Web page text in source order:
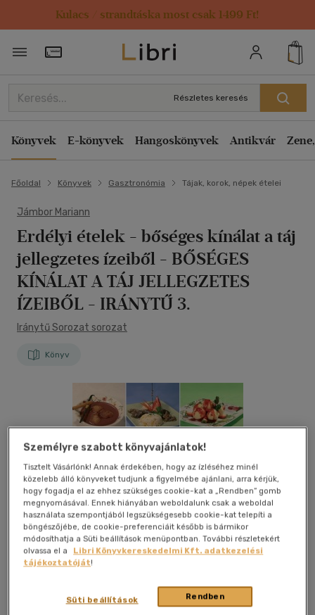
Kulacs / strandtáska most csak 1499 Ft!
Törzsvásárlói Kártya adatai
Részletes keresés
Könyvek E-könyvek Hangoskönyvek Antikvár
Főoldal Könyvek Gasztronómia Tájak, korok, népek ételei
Jámbor Mariann
Erdélyi ételek - bőséges kínálat a táj
jellegzetes ízeiből - BŐSÉGES
KÍNÁLAT A TÁJ JELLEGZETES
ÍZEIBŐL - IRÁNYTŰ 3.
Iránytű Sorozat sorozat
Könyv
Kívánságlistához adom
Személyre szabott könyvajánlatok!
Tisztelt Vásárlónk! Annak érdekében, hogy az ízléséhez minél
közelebb álló könyveket tudjunk a figyelmébe ajánlani, arra kérjük,
hogy fogadja el az ehhez szükséges cookie-kat a „Rendben” gomb
megnyomásával. Ennek hiányában weboldalunk csak a weboldal
használata szempontjából legszükségesebb cookie-kat telepíti a
böngészőjébe, de cookie-preferenciáit később is bármikor
módosíthatja a Süti beállítások menüpontban. További részletekért
olvassa el a
Libri Könyvkereskedelmi Kft. adatkezelési
tájékoztatóját!
Rendben
Süti beállítások